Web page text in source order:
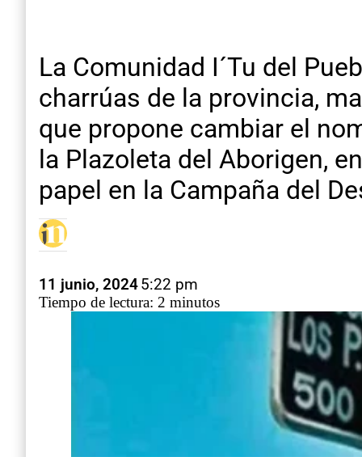
La Comunidad I´Tu del
charrúas de la provincia,
que propone cambiar el
la Plazoleta del Aborigen,
papel en la Campaña del
11 junio, 20245:22 pm
Tiempo de lectura: 2 minutos